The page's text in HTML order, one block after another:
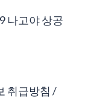
나고야 상공
취급방침